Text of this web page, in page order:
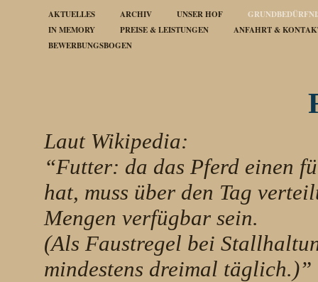
AKTUELLES ARCHIV UNSER HOF
IN MEMORY
PREISE & LEISTUNGEN
ANFAHRT &
BEWERBUNGSBOGEN
Laut Wikipedia:
“Futter: da das Pferd einen
hat, muss über den Tag
Mengen verfügbar sein.
(Als Faustregel bei
mindestens dreimal täglich.)”